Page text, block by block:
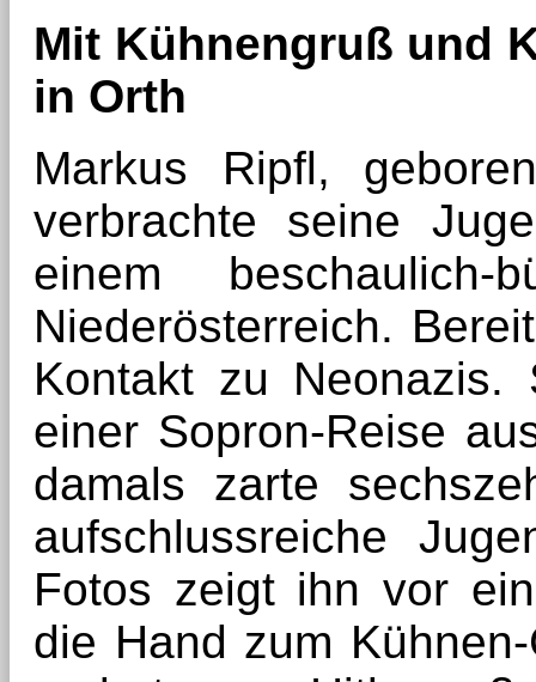
Mit Kühnengruß und
in Orth
Markus Ripfl,
verbrachte seine
einem beschaulich-
Niederösterreich.
Kontakt zu
einer Sopron-Reise
damals zarte
aufschlussreiche
Fotos zeigt ihn vor
die Hand zum